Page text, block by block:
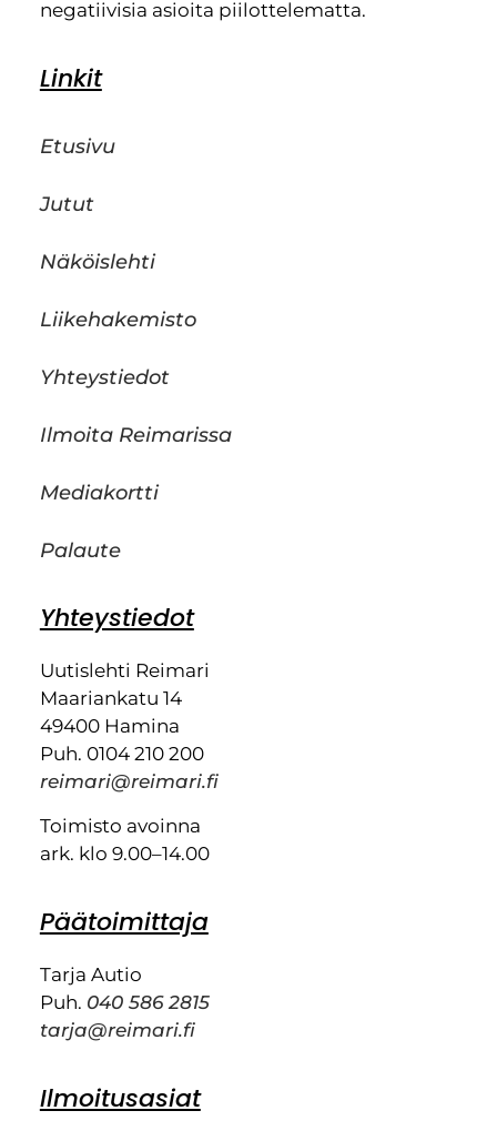
negatiivisia asioita piilottelematta.
Linkit
Etusivu
Jutut
Näköislehti
Liikehakemisto
Yhteystiedot
Ilmoita Reimarissa
Mediakortti
Palaute
Yhteystiedot
Uutislehti Reimari
Maariankatu 14
49400 Hamina
Puh. 0104 210 200
reimari@reimari.fi
Toimisto avoinna
ark. klo 9.00–14.00
Päätoimittaja
Tarja Autio
Puh. 040 586 2815
tarja@reimari.fi
Ilmoitusasiat